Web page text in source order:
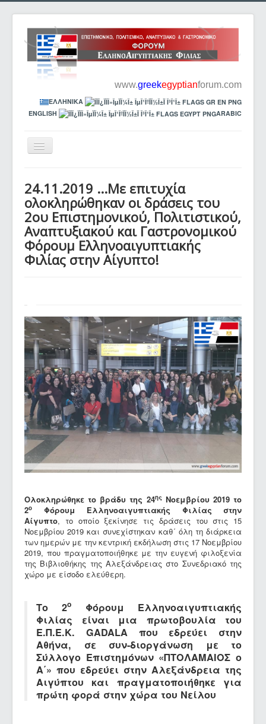
www.greekegyptianforum.com
ΕΛΛΗΝΙΚΑ
ENGLISH
ARABIC
Toggle
Navigation
Το Φόρουμ – Από το 2018 έως σήμερα
ΔΙΟΡΓΑΝΩΤΕΣ
ΑΝΑΚΟΙΝΩΣΕΙΣ - ΔΕΛΤΙΑ ΤΥΠΟΥ
ΕΠΙΚΟΙΝΩΝΙΑ
24.11.2019 ...Με επιτυχία
ολοκληρώθηκαν οι δράσεις του
2ου Επιστημονικού, Πολιτιστικού,
Αναπτυξιακού και Γαστρονομικού
Φόρουμ Ελληνοαιγυπτιακής
Φιλίας στην Αίγυπτο!
Ολοκληρώθηκε το βράδυ της 24ηςΝοεμβρίου 2019 το
2ο
Φόρουμ Ελληνοαιγυπτιακής Φιλίας στην
Αίγυπτο, το οποίο ξεκίνησε τις δράσεις του στις 15
Νοεμβρίου 2019 και συνεχίστηκαν καθ΄ όλη τη διάρκεια
των ημερών με την κεντρική εκδήλωση στις 17 Νοεμβρίου
2019, που πραγματοποιήθηκε με την ευγενή φιλοξενία
της Βιβλιοθήκης της Αλεξάνδρειας στο Συνεδριακό της
χώρο με είσοδο ελεύθερη.
Το 2ο
Φόρουμ Ελληνοαιγυπτιακής
Φιλίας είναι μια πρωτοβουλία του
Ε.Π.Ε.Κ. GADALA που εδρεύει στην
Αθήνα, σε συν-διοργάνωση με το
Σύλλογο Επιστημόνων «ΠΤΟΛΑΜΑΙΟΣ ο
Α΄» που εδρεύει στην Αλεξάνδρεια της
Αιγύπτου και πραγματοποιήθηκε για
πρώτη φορά στην χώρα του Νείλου